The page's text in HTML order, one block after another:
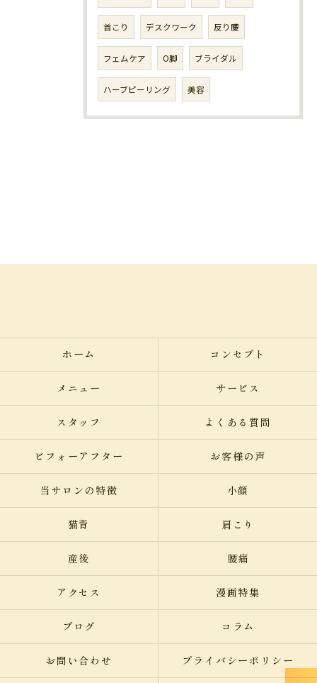
首こり デスクワーク 反り腰
フェムケア O脚 ブライダル
ハーブピーリング 美容
ホーム コンセプト
メニュー サービス
スタッフ よくある質問
ビフォーアフター お客様の声
当サロンの特徴 小顔
猫背 肩こり
産後 腰痛
アクセス 漫画特集
ブログ コラム
お問い合わせ プライバシーポリシー